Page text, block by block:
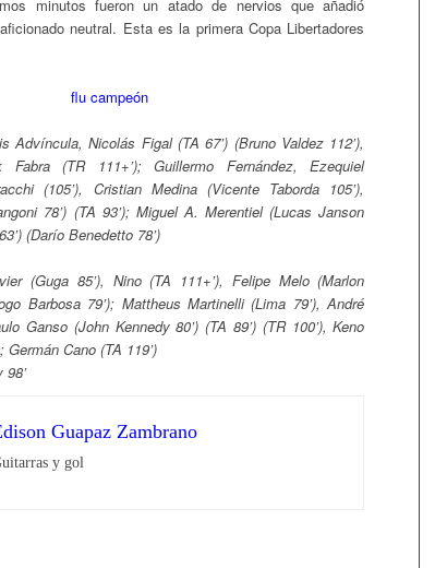
minutos fueron un atado de nervios que añadió
neutral. Esta es la primera Copa Libertadores
Advíncula, Nicolás Figal (TA 67’) (Bruno Valdez 112’),
Fabra (TR 111+’); Guillermo Fernández, Ezequiel
(105’), Cristian Medina (Vicente Taborda 105’),
78’) (TA 93’); Miguel A. Merentiel (Lucas Janson
(Darío Benedetto 78’)
(Guga 85’), Nino (TA 111+’), Felipe Melo (Marlon
Barbosa 79’); Mattheus Martinelli (Lima 79’), André
Ganso (John Kennedy 80’) (TA 89’) (TR 100’), Keno
Germán Cano (TA 119’)
98’
Guapaz Zambrano
y gol